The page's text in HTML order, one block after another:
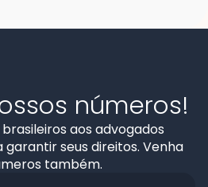
números!
aos advogados
seus direitos. Venha
também.